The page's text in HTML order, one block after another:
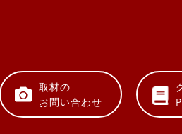
取材の
お問い合わせ